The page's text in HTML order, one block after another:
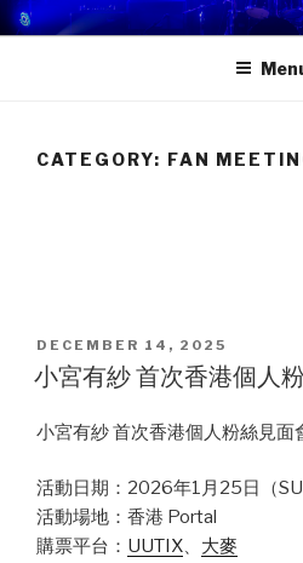
Skip
to
STAGE
一個屬於你的舞台！
CATEGORY: FAN
POSTED
ON
DECEMBER 14, 2025
小宮有紗 首次香港個人
小宮有紗 首次香港個人粉絲見面
活動日期：2026年1月25日（
活動場地：香港 Portal
購票平台： UUTIX、 大麥